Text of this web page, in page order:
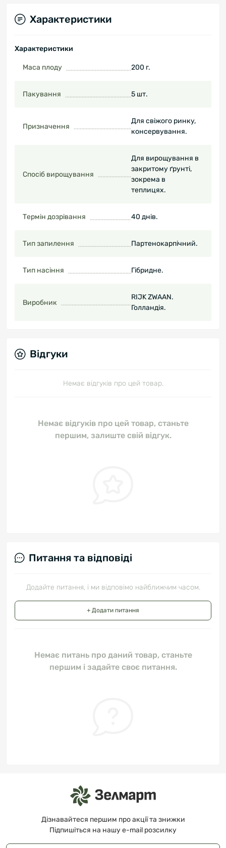
Характеристики
Характеристики
Маса плоду 200 г.
Пакування 5 шт.
Призначення
Для свіжого ринку,
консервування.
Спосіб вирощування
Для вирощування в
закритому ґрунті,
зокрема в
теплицях.
Термін дозрівання 40 днів.
Тип запилення Партенокарпічний.
Тип насіння Гібридне.
Виробник
RIJK ZWAAN.
Голландія.
Відгуки
Немає відгуків про цей товар.
Немає відгуків про цей товар, станьте
першим, залиште свій відгук.
Питання та відповіді
Додайте питання, і ми відповімо найближчим часом.
+ Додати питання
Немає питань про даний товар, станьте
першим і задайте своє питання.
Дізнавайтеся першим про акції та знижки
Підпишіться на нашу e-mail розсилку